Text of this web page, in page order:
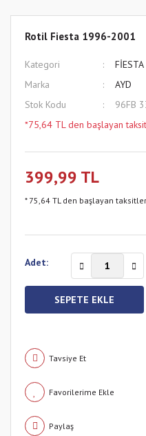
Rotil Fiesta 1996-2001
Kategori
Marka
AYD
Stok Kodu
96FB
*75,64 TL den başlayan
399,99 TL
* 75,64 TL den başlayan
Adet:
SEPETE EKLE
Tavsiye Et
Paylaş